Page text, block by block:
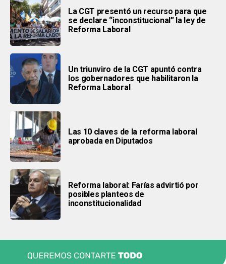
La CGT presentó un recurso para que
se declare “inconstitucional” la ley de
Reforma Laboral
Un triunviro de la CGT apuntó contra
los gobernadores que habilitaron la
Reforma Laboral
Las 10 claves de la reforma laboral
aprobada en Diputados
Reforma laboral: Farías advirtió por
posibles planteos de
inconstitucionalidad